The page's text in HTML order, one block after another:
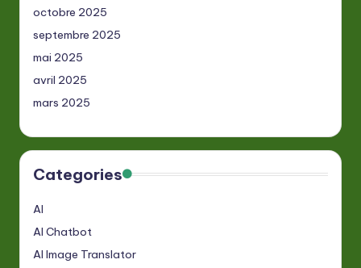
octobre 2025
septembre 2025
mai 2025
avril 2025
mars 2025
Categories
AI
AI Chatbot
AI Image Translator